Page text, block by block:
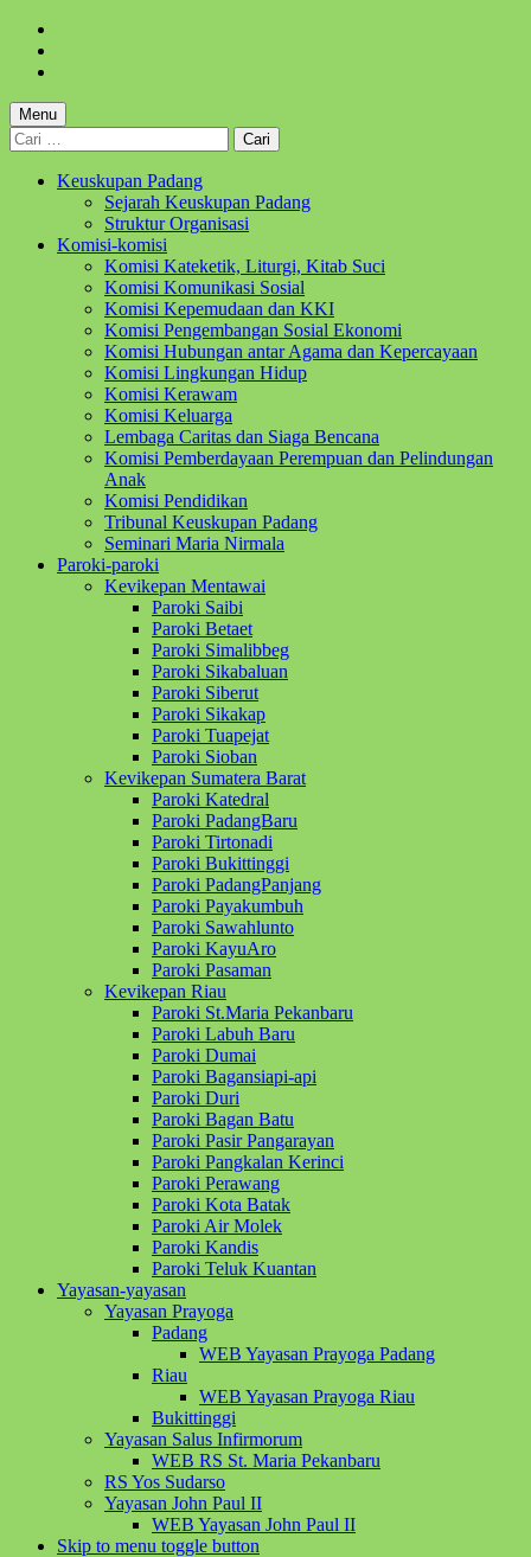
content
footer
Menu
Cari
untuk:
Keuskupan Padang
Sejarah Keuskupan Padang
Struktur Organisasi
Komisi-komisi
Komisi Kateketik, Liturgi, Kitab Suci
Komisi Komunikasi Sosial
Komisi Kepemudaan dan KKI
Komisi Pengembangan Sosial Ekonomi
Komisi Hubungan antar Agama dan Kepercayaan
Komisi Lingkungan Hidup
Komisi Kerawam
Komisi Keluarga
Lembaga Caritas dan Siaga Bencana
Komisi Pemberdayaan Perempuan dan Pelindungan
Anak
Komisi Pendidikan
Tribunal Keuskupan Padang
Seminari Maria Nirmala
Paroki-paroki
Kevikepan Mentawai
Paroki Saibi
Paroki Betaet
Paroki Simalibbeg
Paroki Sikabaluan
Paroki Siberut
Paroki Sikakap
Paroki Tuapejat
Paroki Sioban
Kevikepan Sumatera Barat
Paroki Katedral
Paroki PadangBaru
Paroki Tirtonadi
Paroki Bukittinggi
Paroki PadangPanjang
Paroki Payakumbuh
Paroki Sawahlunto
Paroki KayuAro
Paroki Pasaman
Kevikepan Riau
Paroki St.Maria Pekanbaru
Paroki Labuh Baru
Paroki Dumai
Paroki Bagansiapi-api
Paroki Duri
Paroki Bagan Batu
Paroki Pasir Pangarayan
Paroki Pangkalan Kerinci
Paroki Perawang
Paroki Kota Batak
Paroki Air Molek
Paroki Kandis
Paroki Teluk Kuantan
Yayasan-yayasan
Yayasan Prayoga
Padang
WEB Yayasan Prayoga Padang
Riau
WEB Yayasan Prayoga Riau
Bukittinggi
Yayasan Salus Infirmorum
WEB RS St. Maria Pekanbaru
RS Yos Sudarso
Yayasan John Paul II
WEB Yayasan John Paul II
Skip to menu toggle button